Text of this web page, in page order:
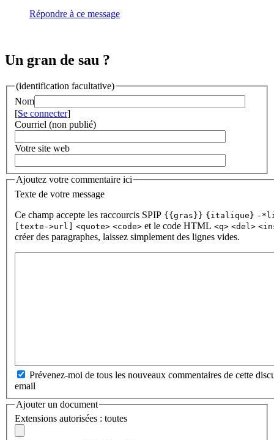
Répondre à ce message
Un gran de sau ?
(identification facultative)
Nom
[Se connecter]
Courriel (non publié)
Votre site web
Ajoutez votre commentaire ici
Texte de votre message
Ce champ accepte les raccourcis SPIP {{gras}} {italique} -
[texte->url] <quote> <code> et le code HTML <q> <del>
créer des paragraphes, laissez simplement des lignes vides.
Prévenez-moi de tous les nouveaux commentaires de cette
email
Ajouter un document
Extensions autorisées : toutes